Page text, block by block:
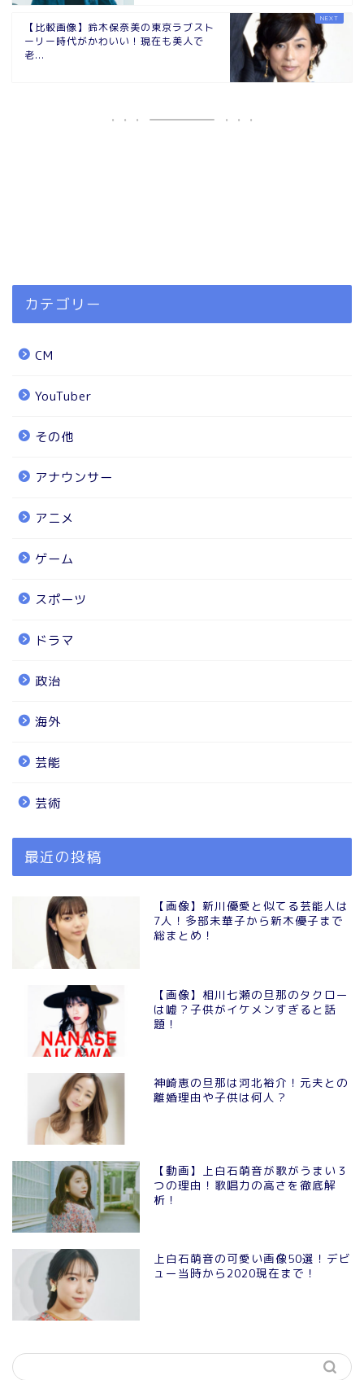
【比較画像】鈴木保奈美の東京ラブスト
ーリー時代がかわいい！現在も美人で
老...
カテゴリー
CM
YouTuber
その他
アナウンサー
アニメ
ゲーム
スポーツ
ドラマ
政治
海外
芸能
芸術
最近の投稿
【画像】新川優愛と似てる芸能人は
7人！多部未華子から新木優子まで
総まとめ！
【画像】相川七瀬の旦那のタクロー
は嘘？子供がイケメンすぎると話
題！
神崎恵の旦那は河北裕介！元夫との
離婚理由や子供は何人？
【動画】上白石萌音が歌がうまい３
つの理由！歌唱力の高さを徹底解
析！
上白石萌音の可愛い画像50選！デビ
ュー当時から2020現在まで！